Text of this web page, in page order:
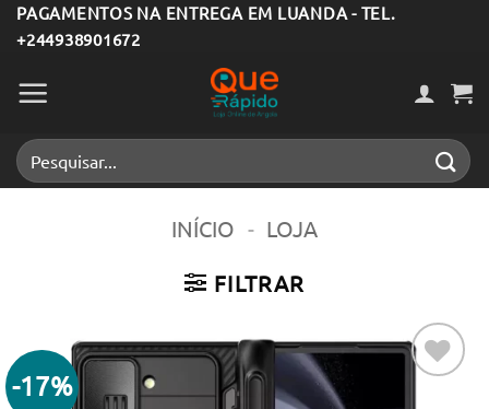
Skip
to
content
PAGAMENTOS NA ENTREGA EM LUANDA - TEL.
+244938901672
Pesquisar
por:
INÍCIO - LOJA
FILTRAR
-17%